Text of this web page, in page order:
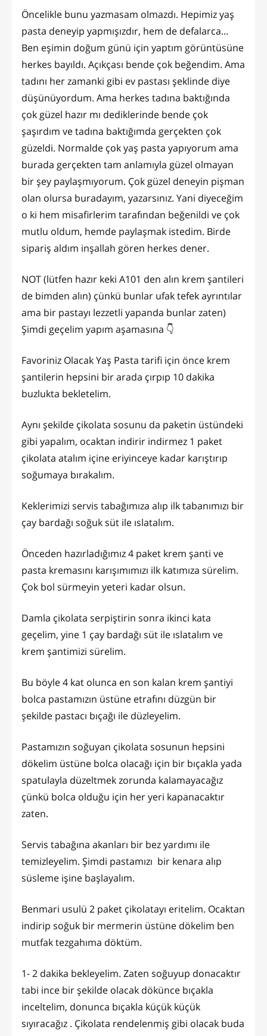
Öncelikle bunu yazmasam olmazdı. Hepimiz yaş
pasta deneyip yapmışızdır, hem de defalarca...
Ben eşimin doğum günü için yaptım görüntüsüne
herkes bayıldı. Açıkçası bende çok beğendim. Ama
tadını her zamanki gibi ev pastası şeklinde diye
düşünüyordum. Ama herkes tadına baktığında
çok güzel hazır mı dediklerinde bende çok
şaşırdım ve tadına baktığımda gerçekten çok
güzeldi. Normalde çok yaş pasta yapıyorum ama
burada gerçekten tam anlamıyla güzel olmayan
bir şey paylaşmıyorum. Çok güzel deneyin pişman
olan olursa buradayım, yazarsınız. Yani diyeceğim
o ki hem misafirlerim tarafından beğenildi ve çok
mutlu oldum, hemde paylaşmak istedim. Birde
sipariş aldım inşallah gören herkes dener.
NOT (lütfen hazır keki A101 den alın krem şantileri
de bimden alın) çünkü bunlar ufak tefek ayrıntılar
ama bir pastayı lezzetli yapanda bunlar zaten)
Şimdi geçelim yapım aşamasına 👇
Favoriniz Olacak Yaş Pasta tarifi için önce krem
şantilerin hepsini bir arada çırpıp 10 dakika
buzlukta bekletelim.
Aynı şekilde çikolata sosunu da paketin üstündeki
gibi yapalım, ocaktan indirir indirmez 1 paket
çikolata atalım içine eriyinceye kadar karıştırıp
soğumaya bırakalım.
Keklerimizi servis tabağımıza alıp ilk tabanımızı bir
çay bardağı soğuk süt ile ıslatalım.
Önceden hazırladığımız 4 paket krem şanti ve
pasta kremasını karışımımızı ilk katımıza sürelim.
Çok bol sürmeyin yeteri kadar olsun.
Damla çikolata serpiştirin sonra ikinci kata
geçelim, yine 1 çay bardağı süt ile ıslatalım ve
krem şantimizi sürelim.
Bu böyle 4 kat olunca en son kalan krem şantiyi
bolca pastamızın üstüne etrafını düzgün bir
şekilde pastacı bıçağı ile düzleyelim.
Pastamızın soğuyan çikolata sosunun hepsini
dökelim üstüne bolca olacağı için bir bıçakla yada
spatulayla düzeltmek zorunda kalamayacağız
çünkü bolca olduğu için her yeri kapanacaktır
zaten.
Servis tabağına akanları bir bez yardımı ile
temizleyelim. Şimdi pastamızı bir kenara alıp
süsleme işine başlayalım.
Benmari usulü 2 paket çikolatayı eritelim. Ocaktan
indirip soğuk bir mermerin üstüne dökelim ben
mutfak tezgahıma döktüm.
1- 2 dakika bekleyelim. Zaten soğuyup donacaktır
tabi ince bir şekilde olacak dökünce bıçakla
inceltelim, donunca bıçakla küçük küçük
sıyıracağız . Çikolata rendelenmiş gibi olacak buda